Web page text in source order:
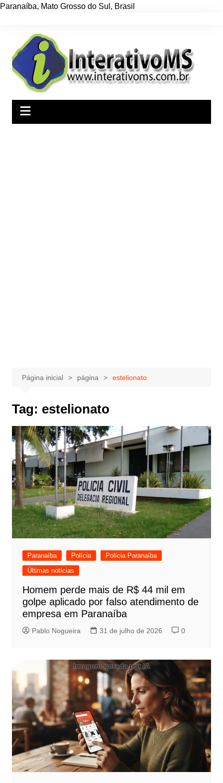
Paranaíba, Mato Grosso do Sul , Brasil
conteúdo
Página inicial página estelionato
Tag: estelionato
Paranaíba Polícia
Polícia Paranaíba
Últimas notícias
Homem perde mais de R$ 44 mil em
golpe aplicado por falso atendimento de
empresa em Paranaíba
Pablo Nogueira 31 de julho de 2026 0